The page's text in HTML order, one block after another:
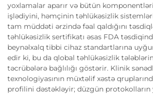
yoxlamalar aparır və bütün
işlədiyini, həmçinin təhlükəsizlik
tam müddəti ərzində fəal qaldığını
təhlükəsizlik sertifikatı əsas FDA
beynəlxalq tibbi cihaz standartlarına
edir ki, bu da qlobal təhlükəsizlik
təcrübələrə bağlılığı göstərir. Klinik
texnologiyasının müxtəlif xəstə
profilini dəstəkləyir; düzgün